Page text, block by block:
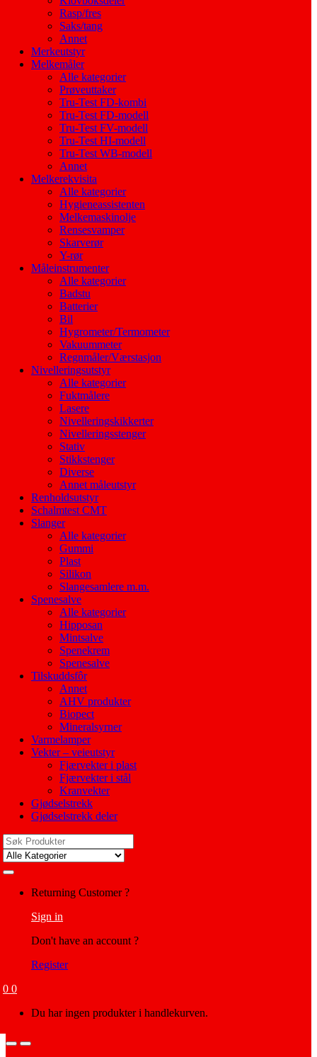
Rasp/fres
Saks/tang
Annet
Merkeutstyr
Melkemåler
Alle kategorier
Prøveuttaker
Tru-Test FD-kombi
Tru-Test FD-modell
Tru-Test FV-modell
Tru-Test HI-modell
Tru-Test WB-modell
Annet
Melkerekvisita
Alle kategorier
Hygieneassistenten
Melkemaskinolje
Rensesvamper
Skarverør
Y-rør
Måleinstrumenter
Alle kategorier
Badstu
Batterier
Bil
Hygrometer/Termometer
Vakuummeter
Regnmåler/Værstasjon
Nivelleringsutstyr
Alle kategorier
Fuktmålere
Lasere
Nivelleringskikkerter
Nivelleringsstenger
Stativ
Stikkstenger
Diverse
Annet måleutstyr
Renholdsutstyr
Schalmtest CMT
Slanger
Alle kategorier
Gummi
Plast
Silikon
Slangesamlere m.m.
Spenesalve
Alle kategorier
Hipposan
Mintsalve
Spenekrem
Spenesalve
Tilskuddsfôr
Annet
AHV produkter
Biopect
Mineralsyrner
Varmelamper
Vekter – veieutstyr
Fjærvekter i plast
Fjærvekter i stål
Kranvekter
Gjødselstrekk
Gjødselstrekk deler
Search
for:
Returning Customer ?
Sign in
Don't have an account ?
Register
0 0
Du har ingen produkter i handlekurven.
OpenClose